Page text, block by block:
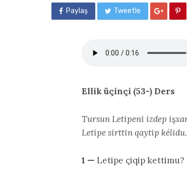
Paylaş Tweetle
Ellik üçinçi (53-) Ders
Tursun Letipeni izdep
Letipe sirttin qaytip kélidu.
1 — Letipe çiqip kettimu?